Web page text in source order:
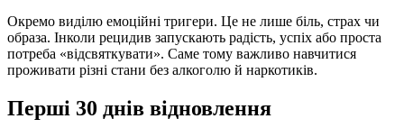
Окремо виділю емоційні тригери. Це не лише біль, страх чи
образа. Інколи рецидив запускають радість, успіх або проста
потреба «відсвяткувати». Саме тому важливо навчитися
проживати різні стани без алкоголю й наркотиків.
Перші 30 днів відновлення